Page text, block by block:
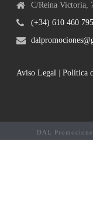
C/Reina Victoria,
(+34) 610 460 795
Aviso Legal |Política
DAL